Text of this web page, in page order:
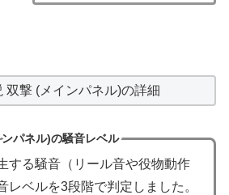
双撃 (メインパネル)の詳細
パネル)の騒音レベル
する騒音（リール音や役物動作
レベルを3段階で判定しました。